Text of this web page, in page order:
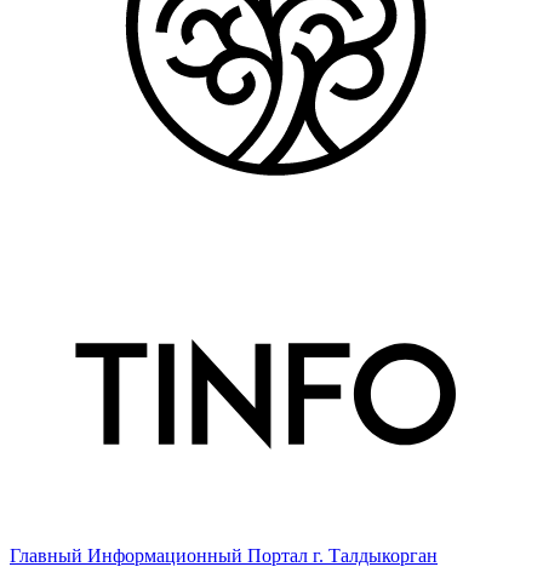
Главный Информационный Портал г. Талдыкорган